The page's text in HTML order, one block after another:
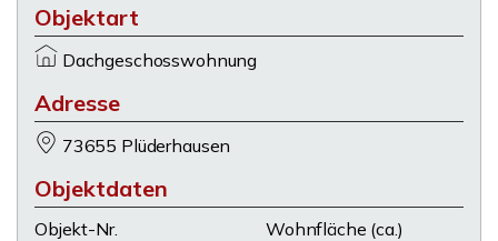
Objektart
Dachgeschosswohnung
Adresse
73655 Plüderhausen
Objektdaten
Objekt-Nr.
Wohnfläche (ca.)